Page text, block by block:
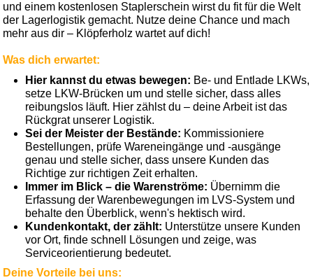
und einem kostenlosen Staplerschein wirst du fit für die Welt
der Lagerlogistik gemacht. Nutze deine Chance und mach
mehr aus dir – Klöpferholz wartet auf dich!
Was dich erwartet:
Hier kannst du etwas bewegen: Be- und Entlade LKWs,
setze LKW-Brücken um und stelle sicher, dass alles
reibungslos läuft. Hier zählst du – deine Arbeit ist das
Rückgrat unserer Logistik.
Sei der Meister der Bestände: Kommissioniere
Bestellungen, prüfe Wareneingänge und -ausgänge
genau und stelle sicher, dass unsere Kunden das
Richtige zur richtigen Zeit erhalten.
Immer im Blick – die Warenströme: Übernimm die
Erfassung der Warenbewegungen im LVS-System und
behalte den Überblick, wenn's hektisch wird.
Kundenkontakt, der zählt: Unterstütze unsere Kunden
vor Ort, finde schnell Lösungen und zeige, was
Serviceorientierung bedeutet.
Deine Vorteile bei uns: